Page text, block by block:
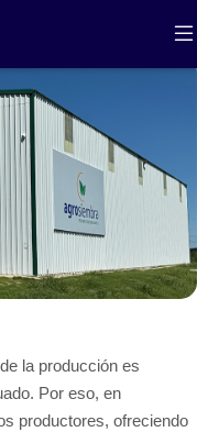
la producción es
Por eso, en
productores, ofreciendo